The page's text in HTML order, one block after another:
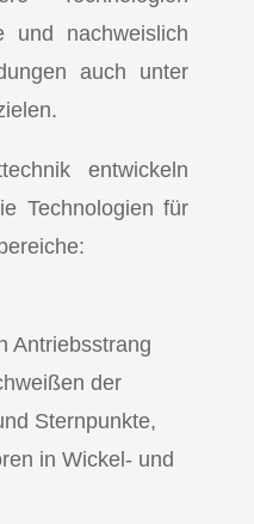
und nachweislich
auch unter
entwickeln
Technologien für
Antriebsstrang
der
Sternpunkte,
in Wickel- und